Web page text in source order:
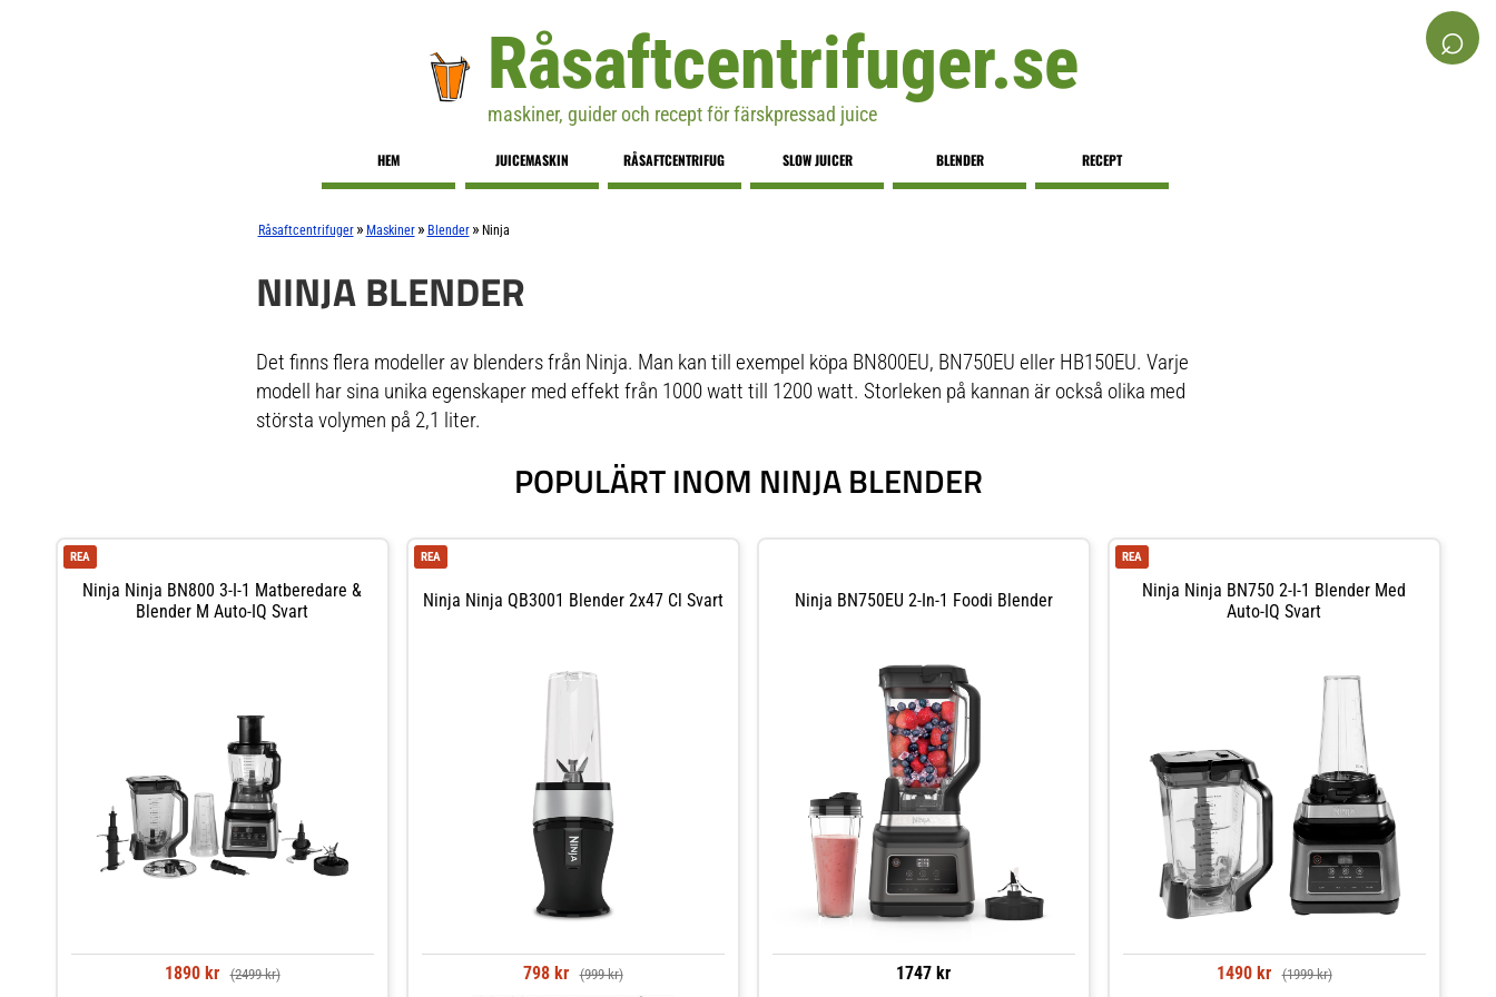
Råsaftcentrifuger.se
maskiner, guider och recept för färskpressad juice
⌕
HEM JUICEMASKIN RÅSAFTCENTRIFUG SLOW JUICER BLENDER RECEPT
Råsaftcentrifuger » Maskiner » Blender » Ninja
NINJA BLENDER
Det finns flera modeller av blenders från Ninja. Man kan till exempel köpa BN800EU, BN750EU eller HB150EU. Varje
modell har sina unika egenskaper med effekt från 1000 watt till 1200 watt. Storleken på kannan är också olika med
största volymen på 2,1 liter.
POPULÄRT INOM NINJA BLENDER
Ninja Ninja BN800 3-I-1 Matberedare &
Blender M Auto-IQ Svart
REA
1890 kr (2499 kr)
Ninja Ninja QB3001 Blender 2x47 Cl Svart
REA
798 kr (999 kr)
Ninja BN750EU 2-In-1 Foodi Blender
1747 kr
Ninja Ninja BN750 2-I-1 Blender Med
Auto-IQ Svart
REA
1490 kr (1999 kr)